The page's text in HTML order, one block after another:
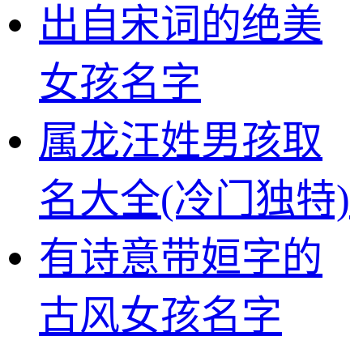
出自宋词的绝美
女孩名字
属龙汪姓男孩取
名大全(冷门独特)
有诗意带姮字的
古风女孩名字